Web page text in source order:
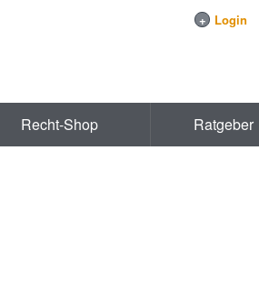
+ Login
Recht-Shop Ratgeber